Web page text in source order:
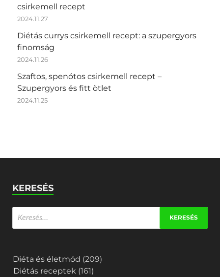
csirkemell recept
2024.11.27
Diétás currys csirkemell recept: a szupergyors
finomság
2024.11.26
Szaftos, spenótos csirkemell recept –
Szupergyors és fitt ötlet
2024.11.25
KERESÉS
Diéta és életmód (209)
Diétás receptek (161)